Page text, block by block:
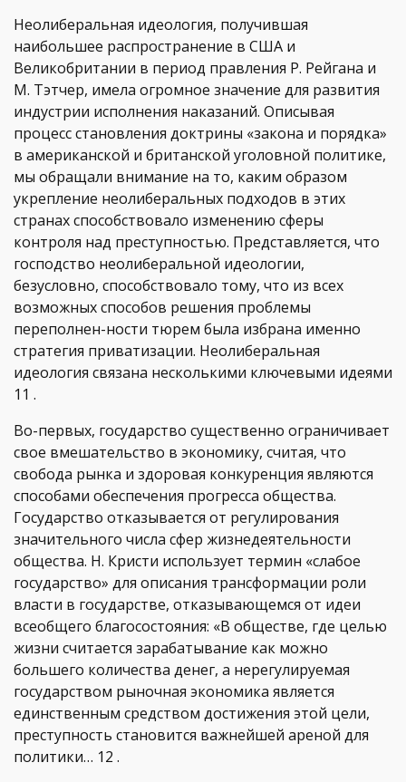
Неолиберальная идеология, получившая
наибольшее распространение в США и
Великобритании в период правления Р. Рейгана и
М. Тэтчер, имела огромное значение для развития
индустрии исполнения наказаний. Описывая
процесс становления доктрины «закона и порядка»
в американской и британской уголовной политике,
мы обращали внимание на то, каким образом
укрепление неолиберальных подходов в этих
странах способствовало изменению сферы
контроля над преступностью. Представляется, что
господство неолиберальной идеологии,
безусловно, способствовало тому, что из всех
возможных способов решения проблемы
переполнен-ности тюрем была избрана именно
стратегия приватизации. Неолиберальная
идеология связана несколькими ключевыми идеями
11 .
Во-первых, государство существенно ограничивает
свое вмешательство в экономику, считая, что
свобода рынка и здоровая конкуренция являются
способами обеспечения прогресса общества.
Государство отказывается от регулирования
значительного числа сфер жизнедеятельности
общества. Н. Кристи использует термин «слабое
государство» для описания трансформации роли
власти в государстве, отказывающемся от идеи
всеобщего благосостояния: «В обществе, где целью
жизни считается зарабатывание как можно
большего количества денег, а нерегулируемая
государством рыночная экономика является
единственным средством достижения этой цели,
преступность становится важнейшей ареной для
политики… 12 .